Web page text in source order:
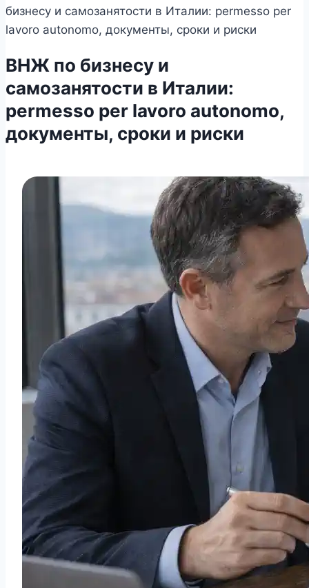
бизнесу и самозанятости в Италии: permesso per
lavoro autonomo, документы, сроки и риски
ВНЖ по бизнесу и
самозанятости в Италии:
permesso per lavoro autonomo,
документы, сроки и риски